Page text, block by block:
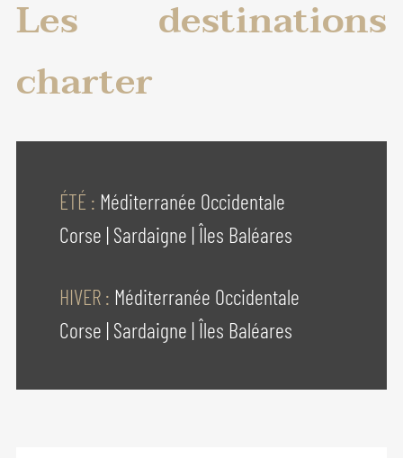
Les destinations
charter
ÉTÉ : Méditerranée Occidentale
Corse | Sardaigne |Îles Baléares
HIVER : Méditerranée Occidentale
Corse | Sardaigne |Îles Baléares